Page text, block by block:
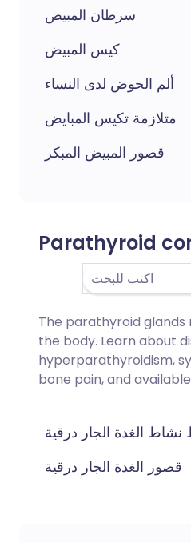
سرطان المبيض
كيس المبيض
ألم الحوض لدى النساء
متلازمة تكيس المبايض
قصور المبيض المبكر
Parathyroid
The parathyroid glands
the body. Learn about
hyperparathyroidism,
bone pain, and
الغدة الجار درقية
قصور الغدة الجار درقية